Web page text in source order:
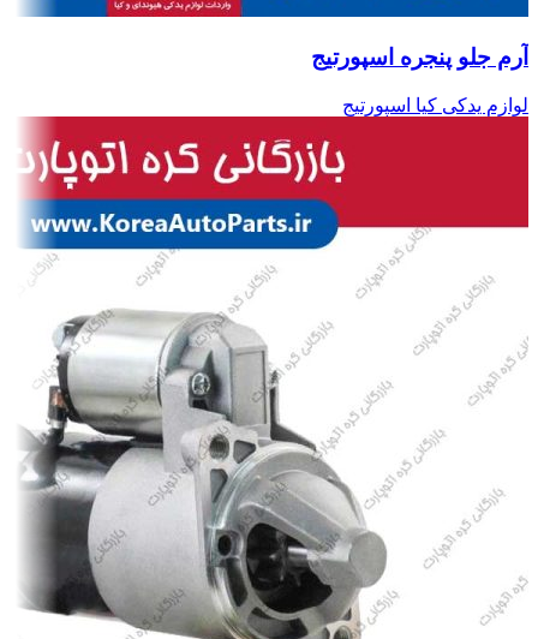
آرم جلو پنجره اسپورتیج
لوازم یدکی کیا اسپورتیج